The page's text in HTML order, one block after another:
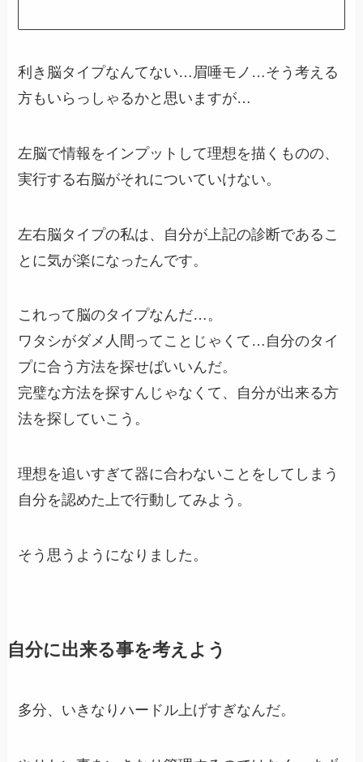
利き脳タイプなんてない…眉唾モノ…そう考える
方もいらっしゃるかと思いますが…
左脳で情報をインプットして理想を描くものの、
実行する右脳がそれについていけない。
左右脳タイプの私は、自分が上記の診断であるこ
とに気が楽になったんです。
これって脳のタイプなんだ…。
ワタシがダメ人間ってことじゃくて…自分のタイ
プに合う方法を探せばいいんだ。
完璧な方法を探すんじゃなくて、自分が出来る方
法を探していこう。
理想を追いすぎて器に合わないことをしてしまう
自分を認めた上で行動してみよう。
そう思うようになりました。
自分に出来る事を考えよう
多分、いきなりハードル上げすぎなんだ。